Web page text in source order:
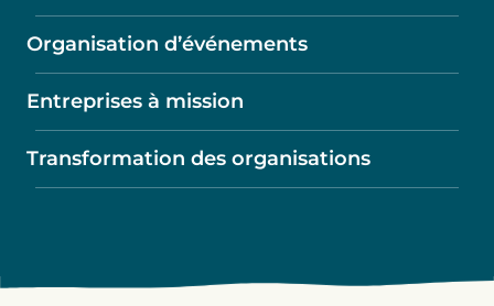
Organisation d’événements
Entreprises à mission
Transformation des organisations